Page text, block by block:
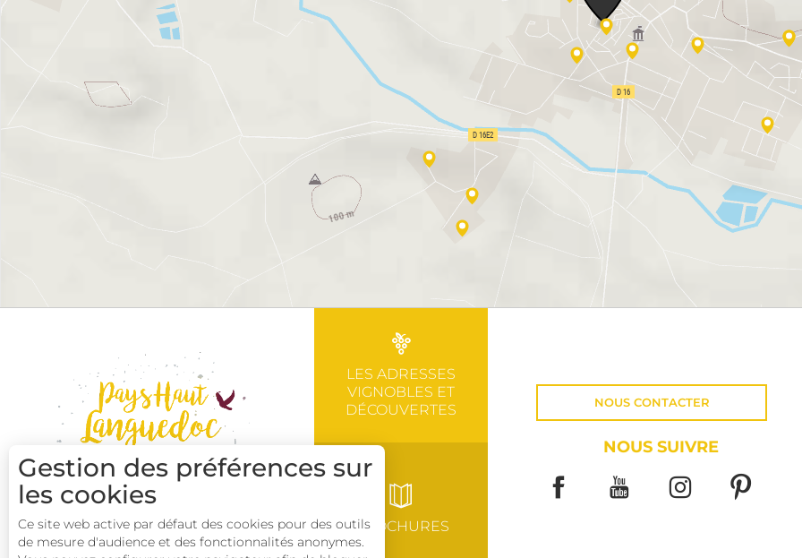
LES ADRESSES
VIGNOBLES ET
DÉCOUVERTES
BROCHURES
NOUS CONTACTER
NOUS SUIVRE
Gestion des préférences sur
les cookies
Ce site web active par défaut des cookies pour des outils
de mesure d'audience et des fonctionnalités anonymes.